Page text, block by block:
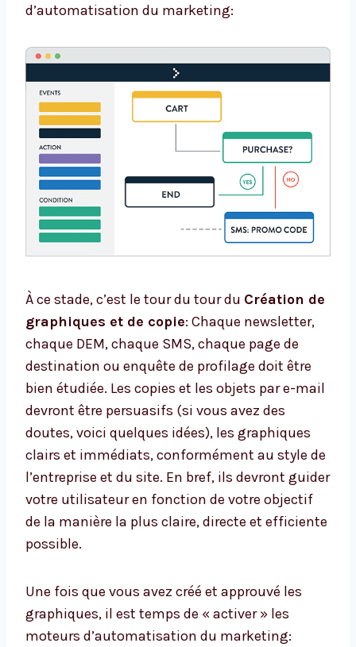
d’automatisation du marketing:
À ce stade, c’est le tour du tour du Création de
graphiques et de copie: Chaque newsletter,
chaque DEM, chaque SMS, chaque page de
destination ou enquête de profilage doit être
bien étudiée. Les copies et les objets par e-mail
devront être persuasifs (si vous avez des
doutes, voici quelques idées), les graphiques
clairs et immédiats, conformément au style de
l’entreprise et du site. En bref, ils devront guider
votre utilisateur en fonction de votre objectif
de la manière la plus claire, directe et efficiente
possible.
Une fois que vous avez créé et approuvé les
graphiques, il est temps de « activer » les
moteurs d’automatisation du marketing: